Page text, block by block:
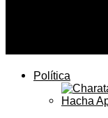
Política